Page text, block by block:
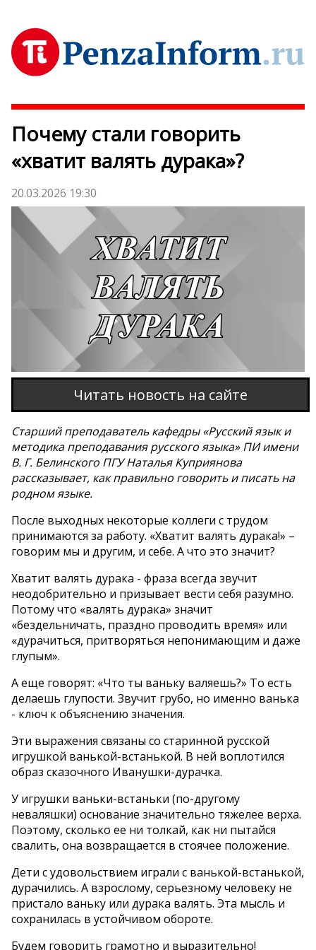
Почему стали говорить
«хватит валять дурака»?
20.03.2026 19:30
Читать новость на сайте
Старший преподаватель кафедры «Русский язык и
методика преподавания русского языка» ПИ имени
В. Г. Белинского ПГУ Наталья Куприянова
рассказывает, как правильно говорить и писать на
родном языке.
После выходных некоторые коллеги с трудом
принимаются за работу. «Хватит валять дурака!» –
говорим мы и другим, и себе. А что это значит?
Хватит валять дурака - фраза всегда звучит
неодобрительно и призывает вести себя разумно.
Потому что «валять дурака» значит
«бездельничать, праздно проводить время» или
«дурачиться, притворяться непонимающим и даже
глупым».
А еще говорят: «Что ты ваньку валяешь?» То есть
делаешь глупости. Звучит грубо, но именно ванька
- ключ к объяснению значения.
Эти выражения связаны со старинной русской
игрушкой ванькой-встанькой. В ней воплотился
образ сказочного Иванушки-дурачка.
У игрушки ваньки-встаньки (по-другому
неваляшки) основание значительно тяжелее верха.
Поэтому, сколько ее ни толкай, как ни пытайся
свалить, она возвращается в стоячее положение.
Дети с удовольствием играли с ванькой-встанькой,
дурачились. А взрослому, серьезному человеку не
пристало ваньку или дурака валять. Эта мысль и
сохранилась в устойчивом обороте.
Будем говорить грамотно и выразительно!